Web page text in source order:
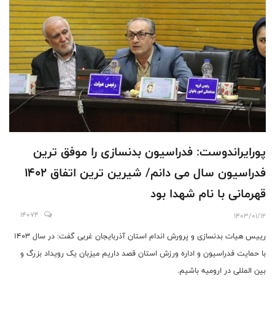
پورایراندوست: فدراسیون بدنسازی را موفق ترین
فدراسیون سال می دانم/ شیرین ترین اتفاق 1402
قهرمانی با نام شهدا بود
1403/01/12
14074
رییس هیات بدنسازی و پرورش اندام استان آذربایجان غربی گفت: در سال 1403
با حمایت فدراسیون و اداره ورزش استان قصد داریم میزبان یک رویداد بزرگ و
بین المللی در ارومیه باشیم.